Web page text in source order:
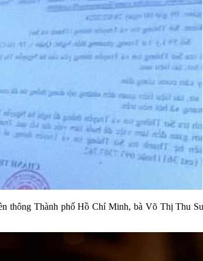
thông Thành phố Hồ Chí Minh, bà Võ Thị Thu